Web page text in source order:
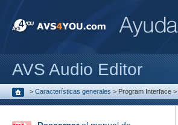
AVS Audio Editor
> Características generales > Program Interface >